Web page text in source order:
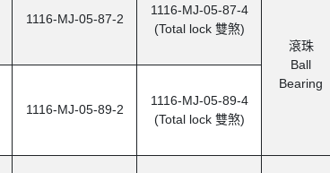
1116-MJ-05-87-2
1116-MJ-05-87-4
(Total lock 雙煞)
滾珠
Ball
Bearing
1116-MJ-05-89-2
1116-MJ-05-89-4
(Total lock 雙煞)